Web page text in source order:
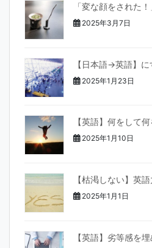
「変な顔をされた
2025年3月7日
【日本語→英語】
2025年1月23日
【英語】何をして
2025年1月10日
【枯渇しない】英
2025年1月1日
【英語】劣等感を